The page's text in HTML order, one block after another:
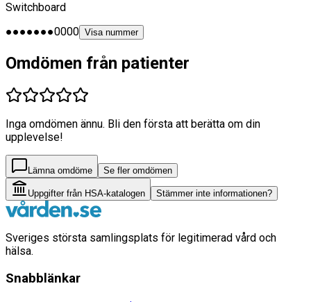
Switchboard
●●●●●●●0000 Visa nummer
Omdömen från patienter
Inga omdömen ännu. Bli den första att berätta om din
upplevelse!
Lämna omdöme Se fler omdömen
Uppgifter från HSA-katalogen Stämmer inte informationen?
Sveriges största samlingsplats för legitimerad vård och
hälsa.
Snabblänkar